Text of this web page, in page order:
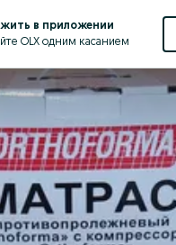
в приложении
OLX одним касанием